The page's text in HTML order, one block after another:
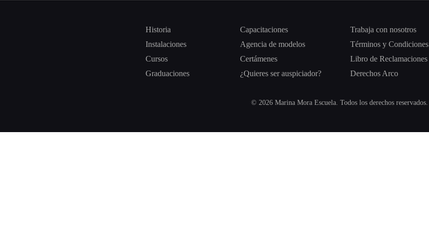
Historia
Instalaciones
Cursos
Graduaciones
Capacitaciones
Agencia de modelos
Certámenes
¿Quieres ser auspiciador?
Trabaja con nosotros
Términos y Condiciones
Libro de Reclamaciones
Derechos Arco
© 2026 Marina Mora Escuela. Todos los derechos reservados.